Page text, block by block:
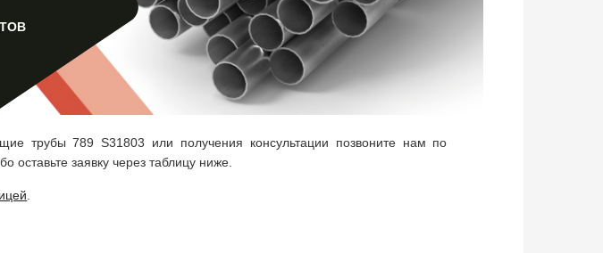
трубы 789 S31803 или получения консультации позвоните нам по
оставьте заявку через таблицу ниже.